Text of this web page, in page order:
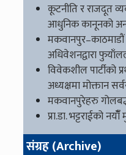
कूटनीति र राजदूत
आधुनिक कानूनको
अधिवेशनद्वारा
विवेकशील पार्टीको
अध्यक्षमा मोक्तान
मकवानपुरेहरु
प्रा.डा. भट्टराईको
संग्रह (Archive)